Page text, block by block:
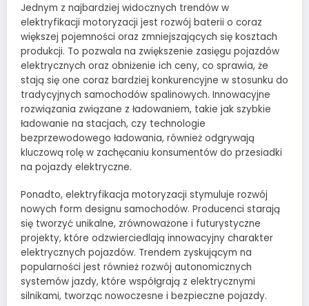
Jednym z najbardziej widocznych trendów w
elektryfikacji motoryzacji jest rozwój baterii o coraz
większej pojemności oraz zmniejszających się kosztach
produkcji. To pozwala na zwiększenie zasięgu pojazdów
elektrycznych oraz obniżenie ich ceny, co sprawia, że
stają się one coraz bardziej konkurencyjne w stosunku do
tradycyjnych samochodów spalinowych. Innowacyjne
rozwiązania związane z ładowaniem, takie jak szybkie
ładowanie na stacjach, czy technologie
bezprzewodowego ładowania, również odgrywają
kluczową rolę w zachęcaniu konsumentów do przesiadki
na pojazdy elektryczne.
Ponadto, elektryfikacja motoryzacji stymuluje rozwój
nowych form designu samochodów. Producenci starają
się tworzyć unikalne, zrównoważone i futurystyczne
projekty, które odzwierciedlają innowacyjny charakter
elektrycznych pojazdów. Trendem zyskującym na
popularności jest również rozwój autonomicznych
systemów jazdy, które współgrają z elektrycznymi
silnikami, tworząc nowoczesne i bezpieczne pojazdy.